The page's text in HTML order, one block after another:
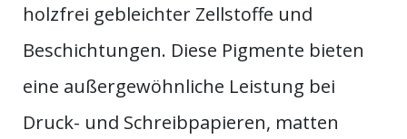
holzfrei gebleichter Zellstoffe und
Beschichtungen. Diese Pigmente bieten
eine außergewöhnliche Leistung bei
Druck- und Schreibpapieren, matten